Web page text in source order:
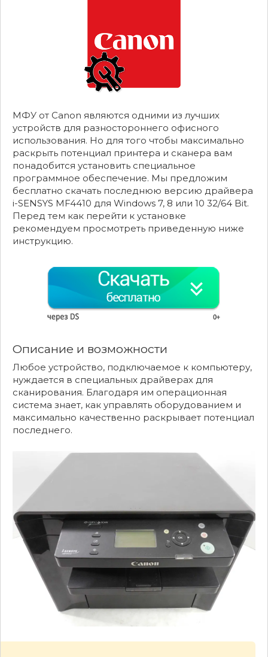
МФУ от Canon являются одними из лучших
устройств для разностороннего офисного
использования. Но для того чтобы максимально
раскрыть потенциал принтера и сканера вам
понадобится установить специальное
программное обеспечение. Мы предложим
бесплатно скачать последнюю версию драйвера
i-SENSYS MF4410 для Windows 7, 8 или 10 32/64 Bit.
Перед тем как перейти к установке
рекомендуем просмотреть приведенную ниже
инструкцию.
Описание и возможности
Любое устройство, подключаемое к компьютеру,
нуждается в специальных драйверах для
сканирования. Благодаря им операционная
система знает, как управлять оборудованием и
максимально качественно раскрывает потенциал
последнего.